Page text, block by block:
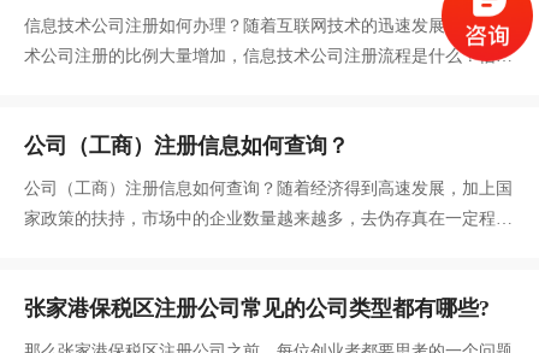
程是什么？
信息技术公司注册如何办理？随着互联网技术的迅速发展，信息技
术公司注册的比例大量增加，信息技术公司注册流程是什么？信息
公司（工商）注册信息如何查询？
公司（工商）注册信息如何查询？随着经济得到高速发展，加上国
家政策的扶持，市场中的企业数量越来越多，去伪存真在一定程度
为大家说明查询企业工商注册信息的操作流程。
张家港保税区注册公司常见的公司类型都有哪些?